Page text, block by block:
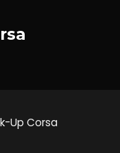
Up Corsa